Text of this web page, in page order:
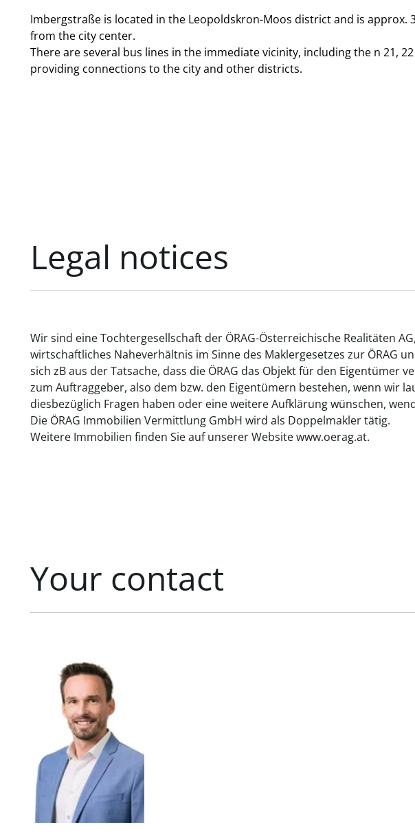
Imbergstraße is located in the Leopoldskron-Moos district and is approx.
from the city center.
There are several bus lines in the immediate vicinity, including the n 21, 22
providing connections to the city and other districts.
Legal notices
Wir sind eine Tochtergesellschaft der ÖRAG-Österreichische Realitäten
wirtschaftliches Naheverhältnis im Sinne des Maklergesetzes zur ÖRAG
sich zB aus der Tatsache, dass die ÖRAG das Objekt für den
zum Auftraggeber, also dem bzw. den Eigentümern bestehen, wenn wir
diesbezüglich Fragen haben oder eine weitere Aufklärung wünschen,
Die ÖRAG Immobilien Vermittlung GmbH wird als Doppelmakler tätig.
Weitere Immobilien finden Sie auf unserer Website www.oerag.at.
Your contact